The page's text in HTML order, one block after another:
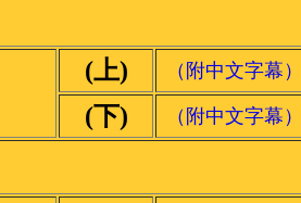
(上) （附中文字幕）
(下) （附中文字幕）